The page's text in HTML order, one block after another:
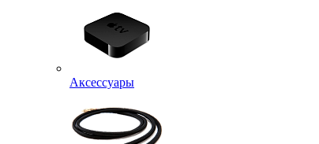
Аксессуары